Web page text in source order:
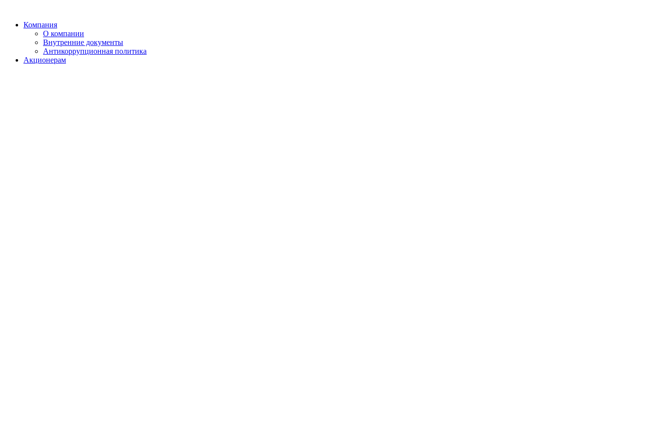
Компания
О компании
Внутренние документы
Антикоррупционная политика
Акционерам